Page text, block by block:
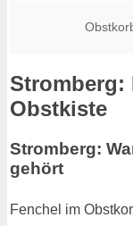
Stromberg:
Obstkiste
Stromberg:
gehört
Fenchel im